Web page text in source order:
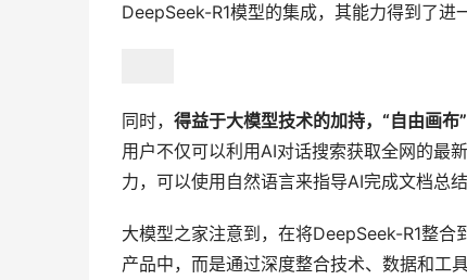
DeepSeek-R1模型的集成，其能力得到了进
同时， 得益于大模型技术的加持，“自由画布
用户不仅可以利用AI对话搜索获取全网的最
力，可以使用自然语言来指导AI完成文档总
大模型之家注意到，在将DeepSeek-R1整
产品中，而是通过深度整合技术、数据和工